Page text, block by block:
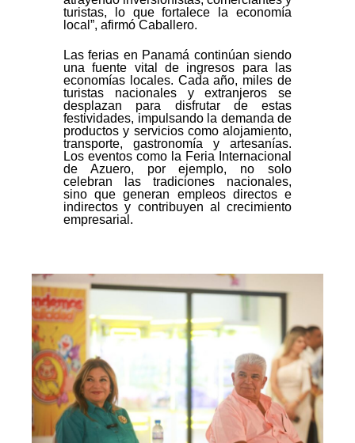
turistas, lo que fortalece la economía
local”, afirmó Caballero.
Las ferias en Panamá continúan siendo
una fuente vital de ingresos para las
economías locales. Cada año, miles de
turistas nacionales y extranjeros se
desplazan para disfrutar de estas
festividades, impulsando la demanda de
productos y servicios como alojamiento,
transporte, gastronomía y artesanías.
Los eventos como la Feria Internacional
de Azuero, por ejemplo, no solo
celebran las tradiciones nacionales,
sino que generan empleos directos e
indirectos y contribuyen al crecimiento
empresarial.